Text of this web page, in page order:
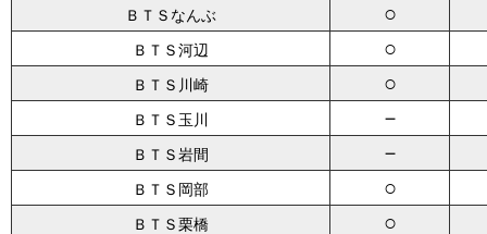
ＢＴＳなんぶ ○
ＢＴＳ河辺 ○
ＢＴＳ川崎 ○
ＢＴＳ玉川 －
ＢＴＳ岩間 －
ＢＴＳ岡部 ○
ＢＴＳ栗橋 ○